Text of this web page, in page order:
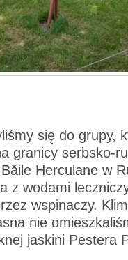
się do grupy,
granicy serbsko-
Herculane w
z wodami
wspinaczy.
nie
jaskini Pestera